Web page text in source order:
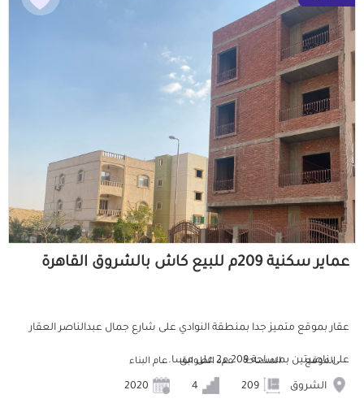
عماير سكنية 209م للبيع كاش بالشروق القاهرة
عقار بموقع متميز جدا بمنطقة النوادي على شارع جمال عبدالناصر العقار
على ناصيتين بمساحة 209 م2 على مسا...
الموقع
الشروق
المساحة عدد الطوابق عام البناء